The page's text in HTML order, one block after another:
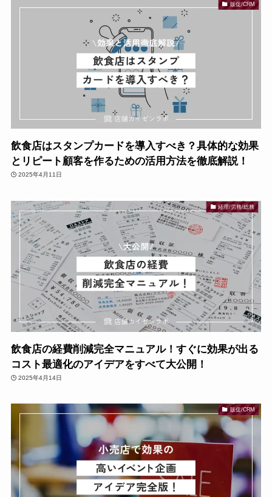
販促/CRM
飲食店はスタンプカードを導入すべき？具体的な効果
とリピート顧客を作るための活用方法を徹底解説！
2025年4月11日
経理/労務/総務
飲食店の経費削減完全マニュアル！すぐに効果が出る
コスト最適化のアイデアをすべて大公開！
2025年4月14日
販促/CRM